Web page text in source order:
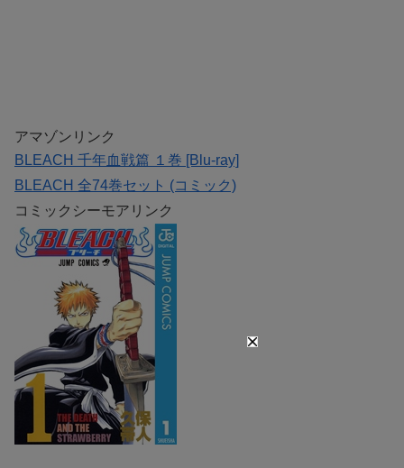
アマゾンリンク
BLEACH 千年血戦篇 １巻 [Blu-ray]
BLEACH 全74巻セット (コミック)
コミックシーモアリンク